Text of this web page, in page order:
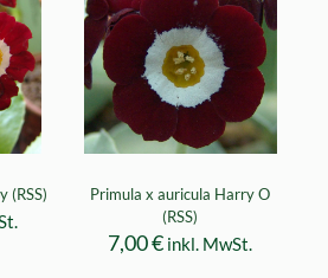
(RSS)
Primula x auricula Harry O
(RSS)
7,00€ inkl. MwSt.